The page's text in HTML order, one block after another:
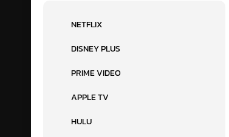
NETFLIX
DISNEY PLUS
PRIME VIDEO
APPLE TV
HULU